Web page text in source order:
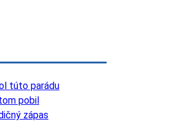
túto parádu
pobil
zápas